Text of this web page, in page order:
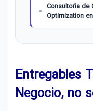
Consultoría de
Optimization
Consultoría de
Consultoría de
Optimization en
Entregables
Negocio, no